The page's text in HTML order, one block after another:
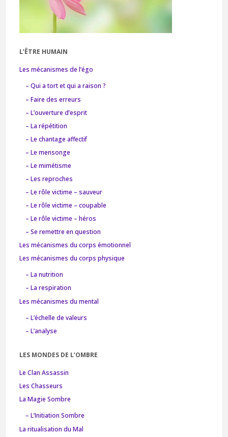
L’ÊTRE HUMAIN
Les mécanismes de l’égo
– Qui a tort et qui a raison ?
– Faire des erreurs
– L’ouverture d’esprit
– La répétition
– Le chantage affectif
– Le mensonge
– Le mimétisme
– Les reproches
– Le rôle victime – sauveur
– Le rôle victime – coupable
– Le rôle victime – héros
– Se remettre en question
Les mécanismes du corps émotionnel
Les mécanismes du corps physique
– La nutrition
– La respiration
Les mécanismes du mental
– L’échelle de valeurs
– L’analyse
LES MONDES DE L’OMBRE
Le Clan Assassin
Les Chasseurs
La Magie Sombre
– L’Initiation Sombre
La ritualisation du Mal